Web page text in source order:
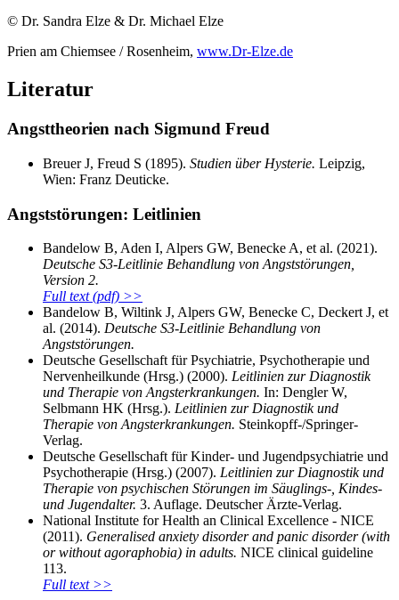
© Dr. Sandra Elze & Dr. Michael Elze
Prien am Chiemsee / Rosenheim, www.Dr-Elze.de
Literatur
Angsttheorien nach Sigmund Freud
Breuer J, Freud S (1895). Studien über Hysterie. Leipzig,
Wien: Franz Deuticke.
Angststörungen: Leitlinien
Bandelow B, Aden I, Alpers GW, Benecke A, et al. (2021).
Deutsche S3-Leitlinie Behandlung von Angststörungen,
Version 2.
Full text (pdf) >>
Bandelow B, Wiltink J, Alpers GW, Benecke C, Deckert J, et
al. (2014). Deutsche S3-Leitlinie Behandlung von
Angststörungen.
Deutsche Gesellschaft für Psychiatrie, Psychotherapie und
Nervenheilkunde (Hrsg.) (2000). Leitlinien zur Diagnostik
und Therapie von Angsterkrankungen. In: Dengler W,
Selbmann HK (Hrsg.). Leitlinien zur Diagnostik und
Therapie von Angsterkrankungen. Steinkopff-/Springer-
Verlag.
Deutsche Gesellschaft für Kinder- und Jugendpsychiatrie und
Psychotherapie (Hrsg.) (2007). Leitlinien zur Diagnostik und
Therapie von psychischen Störungen im Säuglings-, Kindes-
und Jugendalter. 3. Auflage. Deutscher Ärzte-Verlag.
National Institute for Health an Clinical Excellence - NICE
(2011). Generalised anxiety disorder and panic disorder (with
or without agoraphobia) in adults. NICE clinical guideline
113.
Full text >>